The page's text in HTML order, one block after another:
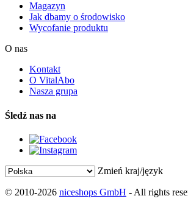
Magazyn
Jak dbamy o środowisko
Wycofanie produktu
O nas
Kontakt
O VitalAbo
Nasza grupa
Śledź nas na
Zmień kraj/język
© 2010-2026 niceshops GmbH - All rights